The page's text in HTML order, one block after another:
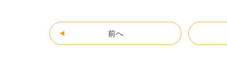
b
o
前へ